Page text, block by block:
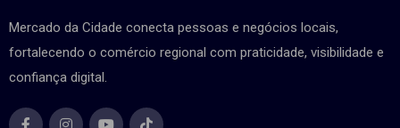
Mercado da Cidade conecta pessoas e negócios locais,
fortalecendo o comércio regional com praticidade, visibilidade e
confiança digital.